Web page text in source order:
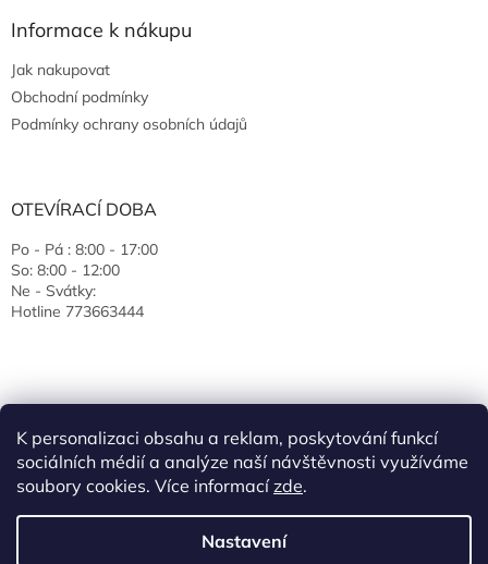
K personalizaci obsahu a reklam, poskytování funkcí
sociálních médií a analýze naší návštěvnosti využíváme
soubory cookies. Více informacízde.
Nastavení
Informace k nákupu
Jak nakupovat
Obchodní podmínky
Podmínky ochrany osobních údajů
OTEVÍRACÍ DOBA
Po - Pá : 8:00 - 17:00
So: 8:00 - 12:00
Ne - Svátky:
Hotline 773663444